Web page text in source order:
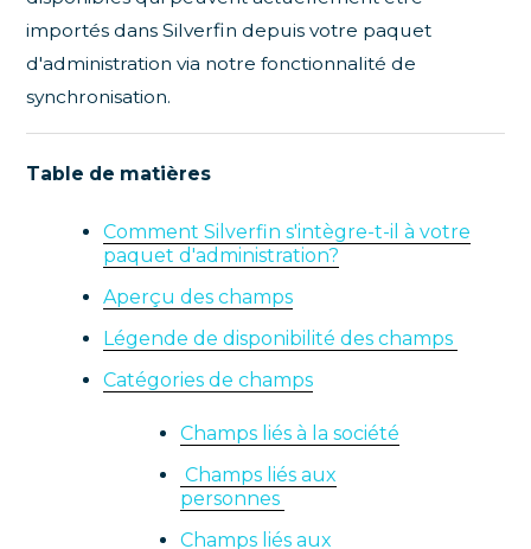
importés dans Silverfin depuis votre paquet
d'administration via notre fonctionnalité de
synchronisation.
Table de matières
Comment Silverfin s'intègre-t-il à votre
paquet d'administration?
Aperçu des champs
Légende de disponibilité des champs
Catégories de champs
Champs liés à la société
Champs liés aux
personnes
Champs liés aux